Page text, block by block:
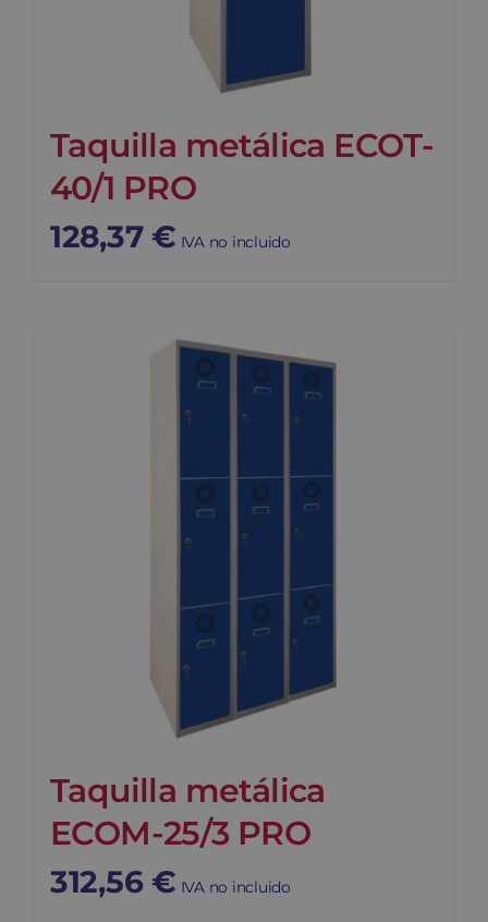
Taquilla metálica ECOT-
40/1 PRO
128,37 € IVA no incluido
Taquilla metálica
ECOM-25/3 PRO
312,56 € IVA no incluido